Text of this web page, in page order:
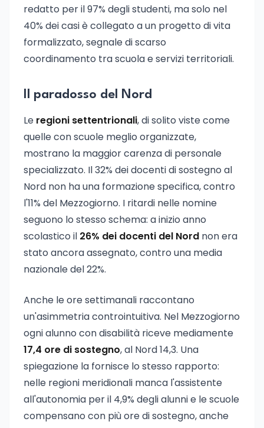
redatto per il 97% degli studenti, ma solo nel
40% dei casi è collegato a un progetto di vita
formalizzato, segnale di scarso
coordinamento tra scuola e servizi territoriali.
Il paradosso del Nord
Le regioni settentrionali, di solito viste come
quelle con scuole meglio organizzate,
mostrano la maggior carenza di personale
specializzato. Il 32% dei docenti di sostegno al
Nord non ha una formazione specifica, contro
l'11% del Mezzogiorno. I ritardi nelle nomine
seguono lo stesso schema: a inizio anno
scolastico il 26% dei docenti del Nord non era
stato ancora assegnato, contro una media
nazionale del 22%.
Anche le ore settimanali raccontano
un'asimmetria controintuitiva. Nel Mezzogiorno
ogni alunno con disabilità riceve mediamente
17,4 ore di sostegno, al Nord 14,3. Una
spiegazione la fornisce lo stesso rapporto:
nelle regioni meridionali manca l'assistente
all'autonomia per il 4,9% degli alunni e le scuole
compensano con più ore di sostegno, anche